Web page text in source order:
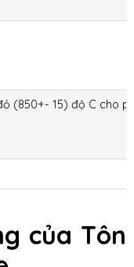
(850+- 15) độ C cho
của Tôn